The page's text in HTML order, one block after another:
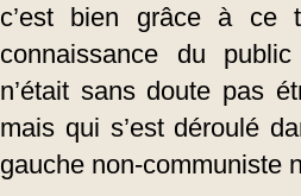
c’est bien grâce à
connaissance du
n’était sans doute pas
mais qui s’est déroulé
gauche non-communiste